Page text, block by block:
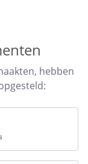
laten
zo
niet naleven
hebben